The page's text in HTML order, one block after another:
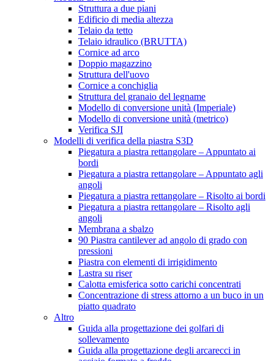
Struttura a due piani
Edificio di media altezza
Telaio da tetto
Telaio idraulico (BRUTTA)
Cornice ad arco
Doppio magazzino
Struttura dell'uovo
Cornice a conchiglia
Struttura del granaio del legname
Modello di conversione unità (Imperiale)
Modello di conversione unità (metrico)
Verifica SJI
Modelli di verifica della piastra S3D
Piegatura a piastra rettangolare – Appuntato ai
bordi
Piegatura a piastra rettangolare – Appuntato agli
angoli
Piegatura a piastra rettangolare – Risolto ai bordi
Piegatura a piastra rettangolare – Risolto agli
angoli
Membrana a sbalzo
90 Piastra cantilever ad angolo di grado con
pressioni
Piastra con elementi di irrigidimento
Lastra su riser
Calotta emisferica sotto carichi concentrati
Concentrazione di stress attorno a un buco in un
piatto quadrato
Altro
Guida alla progettazione dei golfari di
sollevamento
Guida alla progettazione degli arcarecci in